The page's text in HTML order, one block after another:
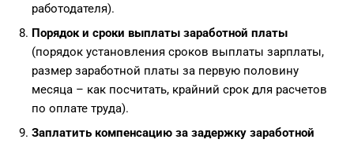
работодателя).
Порядок и сроки выплаты заработной платы
(порядок установления сроков выплаты зарплаты,
размер заработной платы за первую половину
месяца – как посчитать, крайний срок для расчетов
по оплате труда).
Заплатить компенсацию за задержку заработной